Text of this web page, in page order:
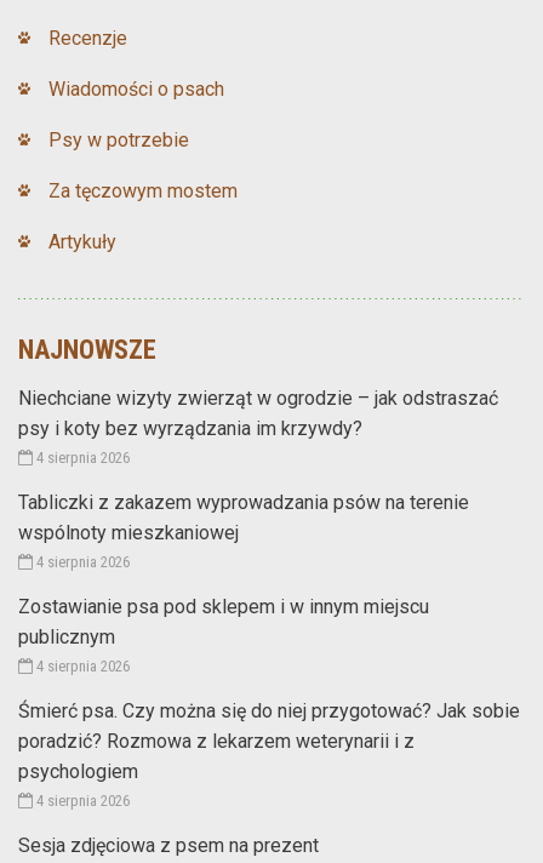
Recenzje
Wiadomości o psach
Psy w potrzebie
Za tęczowym mostem
Artykuły
NAJNOWSZE
Niechciane wizyty zwierząt w ogrodzie – jak odstraszać
psy i koty bez wyrządzania im krzywdy?
4 sierpnia 2026
Tabliczki z zakazem wyprowadzania psów na terenie
wspólnoty mieszkaniowej
4 sierpnia 2026
Zostawianie psa pod sklepem i w innym miejscu
publicznym
4 sierpnia 2026
Śmierć psa. Czy można się do niej przygotować? Jak sobie
poradzić? Rozmowa z lekarzem weterynarii i z
psychologiem
4 sierpnia 2026
Sesja zdjęciowa z psem na prezent